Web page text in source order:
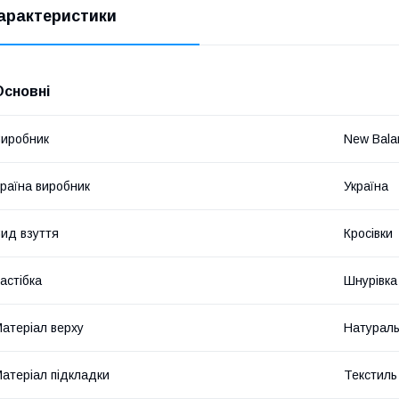
New
виробник Україна
взуття Кросівки
Шнурівка
верху
підкладки Текстиль